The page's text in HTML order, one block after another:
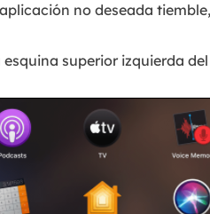
no deseada
esquina superior izquierda